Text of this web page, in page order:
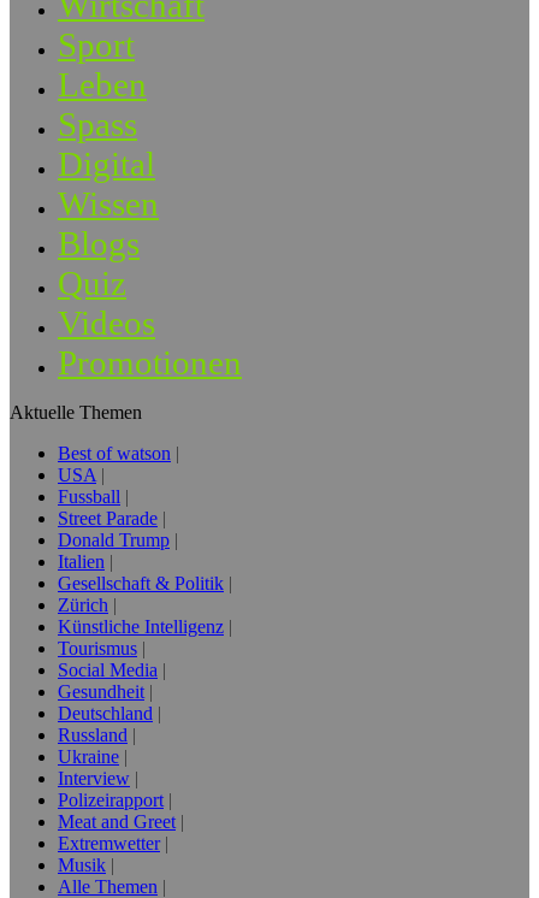
Sport
Leben
Spass
Digital
Wissen
Blogs
Quiz
Videos
Promotionen
Aktuelle Themen
Best of watson
USA
Fussball
Street Parade
Donald Trump
Italien
Gesellschaft & Politik
Zürich
Künstliche Intelligenz
Tourismus
Social Media
Gesundheit
Deutschland
Russland
Ukraine
Interview
Polizeirapport
Meat and Greet
Extremwetter
Musik
Alle Themen